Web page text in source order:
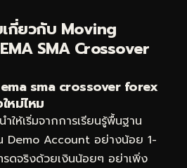
กี่ยวกับ Moving
SMA Crossover
sma crossover forex
หม่ไหม
ำให้เริ่มจากการเรียนรู้พื้นฐาน
Demo Account อย่างน้อย 1-
ดจริงด้วยเงินน้อยๆ อย่าเพิ่ง